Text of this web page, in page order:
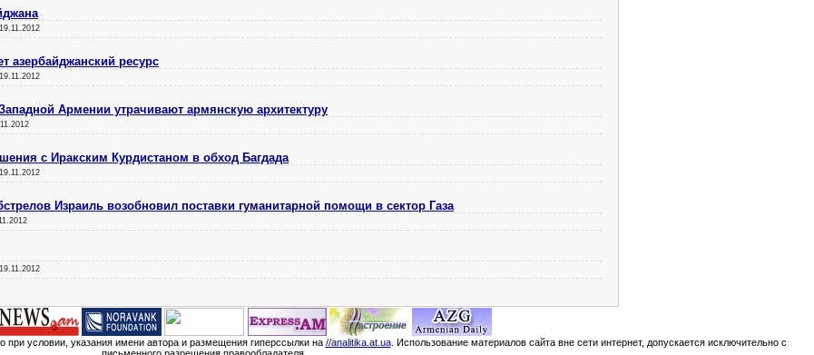
19.11.2012
азербайджанский ресурс
19.11.2012
Армении утрачивают армянскую архитектуру
с Иракским Курдистаном в обход Багдада
19.11.2012
Израиль возобновил поставки гуманитарной помощи в сектор Газа
19.11.2012
условии, указания имени автора и размещения гиперссылки на //analitika.at.ua. Использование материалов сайта вне сети интернет, допускается исключительно с